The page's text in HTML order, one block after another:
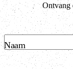
Ontvang
Naam